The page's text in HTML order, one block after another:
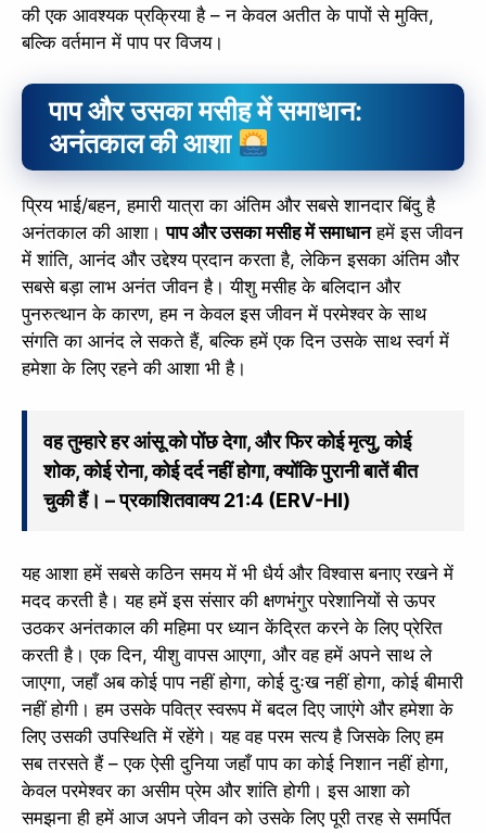
की एक आवश्यक प्रक्रिया है – न केवल अतीत के पापों से मुक्ति,
बल्कि वर्तमान में पाप पर विजय।
पाप और उसका मसीह में समाधान:
अनंतकाल की आशा
प्रिय भाई/बहन, हमारी यात्रा का अंतिम और सबसे शानदार बिंदु है
अनंतकाल की आशा।पाप और उसका मसीह में समाधानहमें इस जीवन
में शांति, आनंद और उद्देश्य प्रदान करता है, लेकिन इसका अंतिम और
सबसे बड़ा लाभ अनंत जीवन है। यीशु मसीह के बलिदान और
पुनरुत्थान के कारण, हम न केवल इस जीवन में परमेश्वर के साथ
संगति का आनंद ले सकते हैं, बल्कि हमें एक दिन उसके साथ स्वर्ग में
हमेशा के लिए रहने की आशा भी है।
वह तुम्हारे हर आंसू को पोंछ देगा, और फिर कोई मृत्यु, कोई
शोक, कोई रोना, कोई दर्द नहीं होगा, क्योंकि पुरानी बातें बीत
चुकी हैं। – प्रकाशितवाक्य 21:4 (ERV-HI)
यह आशा हमें सबसे कठिन समय में भी धैर्य और विश्वास बनाए रखने में
मदद करती है। यह हमें इस संसार की क्षणभंगुर परेशानियों से ऊपर
उठकर अनंतकाल की महिमा पर ध्यान केंद्रित करने के लिए प्रेरित
करती है। एक दिन, यीशु वापस आएगा, और वह हमें अपने साथ ले
जाएगा, जहाँ अब कोई पाप नहीं होगा, कोई दुःख नहीं होगा, कोई बीमारी
नहीं होगी। हम उसके पवित्र स्वरूप में बदल दिए जाएंगे और हमेशा के
लिए उसकी उपस्थिति में रहेंगे। यह वह परम सत्य है जिसके लिए हम
सब तरसते हैं – एक ऐसी दुनिया जहाँ पाप का कोई निशान नहीं होगा,
केवल परमेश्वर का असीम प्रेम और शांति होगी। इस आशा को
समझना ही हमें आज अपने जीवन को उसके लिए पूरी तरह से समर्पित